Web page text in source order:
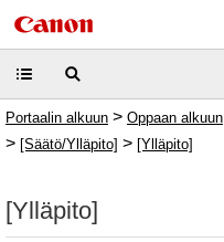
Portaalin alkuun > Oppaan alkuun
> [Säätö/Ylläpito] > [Ylläpito]
[Ylläpito]